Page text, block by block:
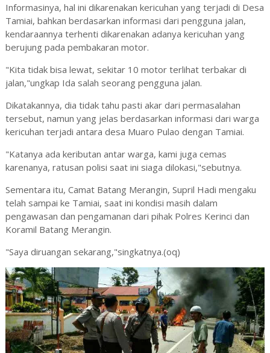
Informasinya, hal ini dikarenakan kericuhan yang terjadi di Desa
Tamiai, bahkan berdasarkan informasi dari pengguna jalan,
kendaraannya terhenti dikarenakan adanya kericuhan yang
berujung pada pembakaran motor.
"Kita tidak bisa lewat, sekitar 10 motor terlihat terbakar di
jalan,"ungkap Ida salah seorang pengguna jalan.
Dikatakannya, dia tidak tahu pasti akar dari permasalahan
tersebut, namun yang jelas berdasarkan informasi dari warga
kericuhan terjadi antara desa Muaro Pulao dengan Tamiai.
"Katanya ada keributan antar warga, kami juga cemas
karenanya, ratusan polisi saat ini siaga dilokasi,"sebutnya.
Sementara itu, Camat Batang Merangin, Supril Hadi mengaku
telah sampai ke Tamiai, saat ini kondisi masih dalam
pengawasan dan pengamanan dari pihak Polres Kerinci dan
Koramil Batang Merangin.
"Saya diruangan sekarang,"singkatnya.(oq)